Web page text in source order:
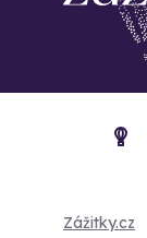
Zážitky.cz